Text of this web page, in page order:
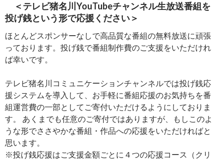
＜テレビ猪名川YouTubeチャンネル生放送番組を
投げ銭という形で応援ください＞
ほとんどスポンサーなしで高品質な番組の無料放送に頑張
っております。投げ銭で番組制作費のご支援をいただけれ
ば幸いです。
テレビ猪名川コミュニケーションチャンネルでは投げ銭応
援システムを導入して、お手軽に番組応援のお気持ちを番
組運営費の一部としてご寄付いただけるようにしておりま
す。 あくまでも任意のご寄付ではありますが、もしこのよ
うな形でささやかな番組・作品への応援をいただければと
思います。
※投げ銭応援はご支援金額ごとに４つの応援コース（クリ